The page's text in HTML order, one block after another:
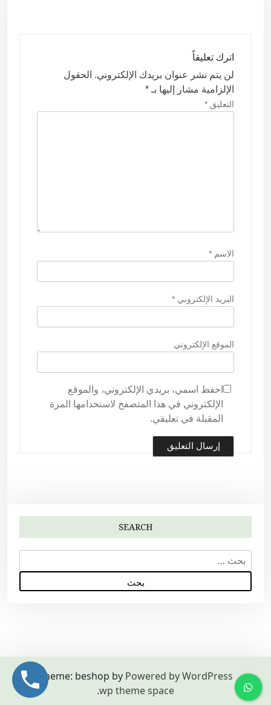
اترك تعليقاً
لن يتم نشر عنوان بريدك الإلكتروني. الحقول
الإلزامية مشار إليها بـ *
التعليق *
الاسم *
البريد الإلكتروني *
الموقع الإلكتروني
احفظ اسمي، بريدي الإلكتروني، والموقع
الإلكتروني في هذا المتصفح لاستخدامها المرة
المقبلة في تعليقي.
SEARCH
ل
Powered by WordPress
Theme: beshop by
wp theme space
.